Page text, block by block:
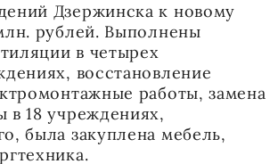
Дзержинска к новому
рублей. Выполнены
в четырех
восстановление
работы, замена
в 18 учреждениях,
была закуплена мебель,